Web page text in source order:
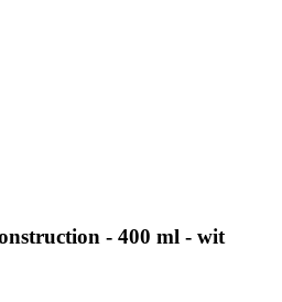
- 400 ml - wit